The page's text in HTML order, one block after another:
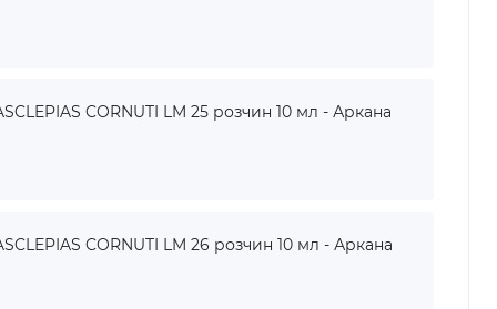
CORNUTI LM 25 розчин 10 мл - Аркана
CORNUTI LM 26 розчин 10 мл - Аркана